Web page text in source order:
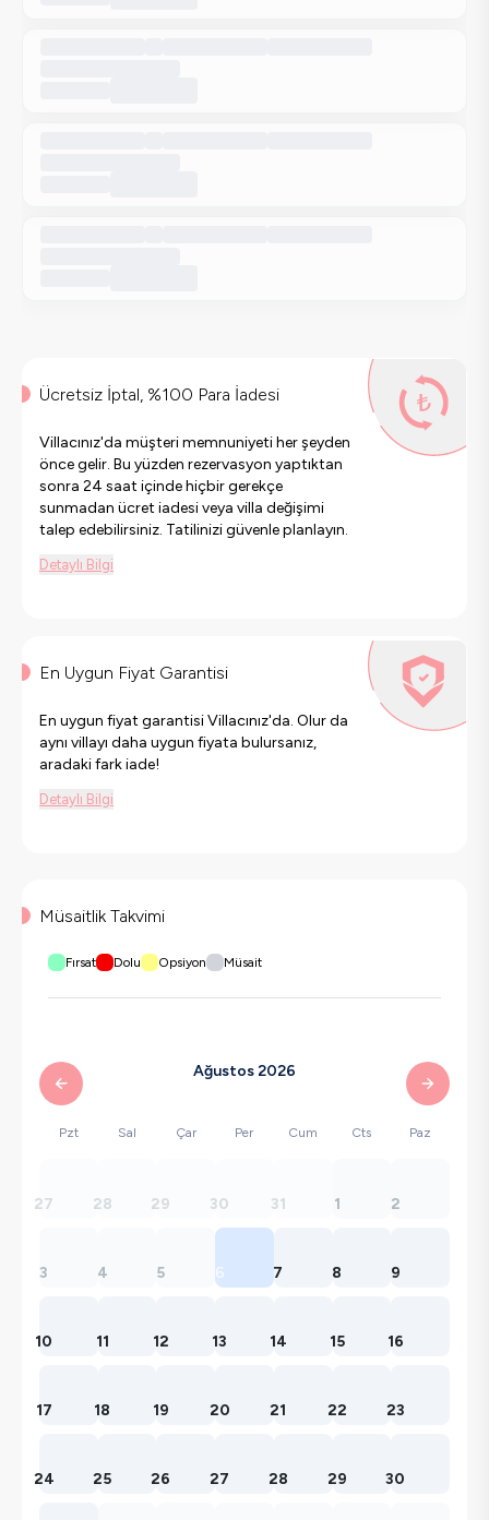
Ücretsiz İptal, %100 Para İadesi
Villacınız'da müşteri memnuniyeti her şeyden
önce gelir. Bu yüzden rezervasyon yaptıktan
sonra 24 saat içinde hiçbir gerekçe
sunmadan ücret iadesi veya villa değişimi
talep edebilirsiniz. Tatilinizi güvenle planlayın.
Detaylı Bilgi
En Uygun Fiyat Garantisi
En uygun fiyat garantisi Villacınız'da. Olur da
aynı villayı daha uygun fiyata bulursanız,
aradaki fark iade!
Detaylı Bilgi
Müsaitlik Takvimi
Fırsat Dolu Opsiyon Müsait
Ağustos 2026
Pzt Sal Çar Per Cum Cts Paz
27 28 29 30 31 1 2
3 4 5 6 7 8 9
10 11 12 13 14 15 16
17 18 19 20 21 22 23
24 25 26 27 28 29 30